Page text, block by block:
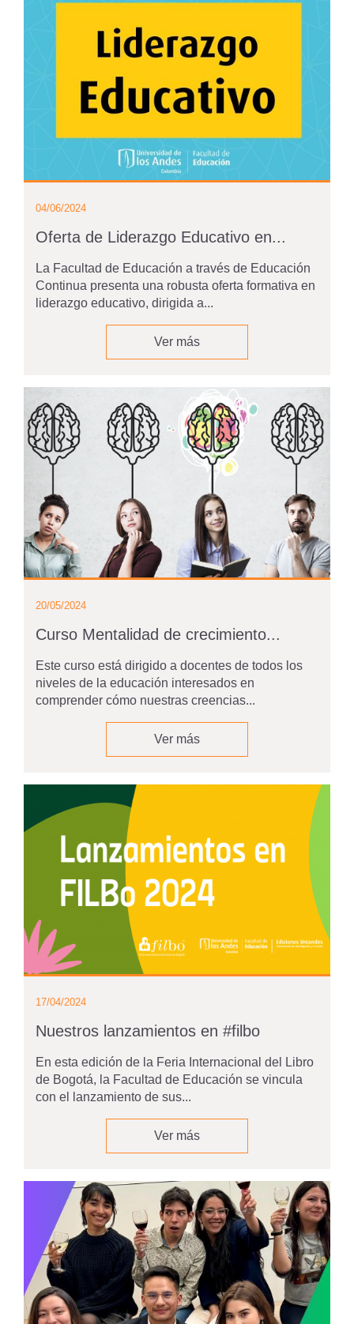
04/06/2024
Oferta de Liderazgo Educativo en...
La Facultad de Educación a través de Educación
Continua presenta una robusta oferta formativa en
liderazgo educativo, dirigida a...
Ver más
20/05/2024
Curso Mentalidad de crecimiento...
Este curso está dirigido a docentes de todos los
niveles de la educación interesados en
comprender cómo nuestras creencias...
Ver más
17/04/2024
Nuestros lanzamientos en #filbo
En esta edición de la Feria Internacional del Libro
de Bogotá, la Facultad de Educación se vincula
con el lanzamiento de sus...
Ver más